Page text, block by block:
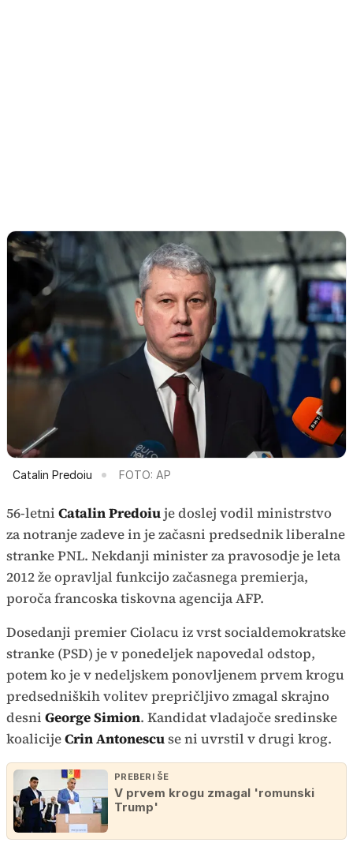
Catalin Predoiu FOTO: AP
56-letni Catalin Predoiuje doslej vodil ministrstvo
za notranje zadeve in je začasni predsednik liberalne
stranke PNL. Nekdanji minister za pravosodje je leta
2012 že opravljal funkcijo začasnega premierja,
poroča francoska tiskovna agencija AFP.
Dosedanji premier Ciolacu iz vrst socialdemokratske
stranke (PSD) je v ponedeljek napovedal odstop,
potem ko je v nedeljskem ponovljenem prvem krogu
predsedniških volitev prepričljivo zmagal skrajno
desni George Simion. Kandidat vladajoče sredinske
koalicijeCrin Antonescuse ni uvrstil v drugi krog.
PREBERI ŠE
V prvem krogu zmagal 'romunski
Trump'